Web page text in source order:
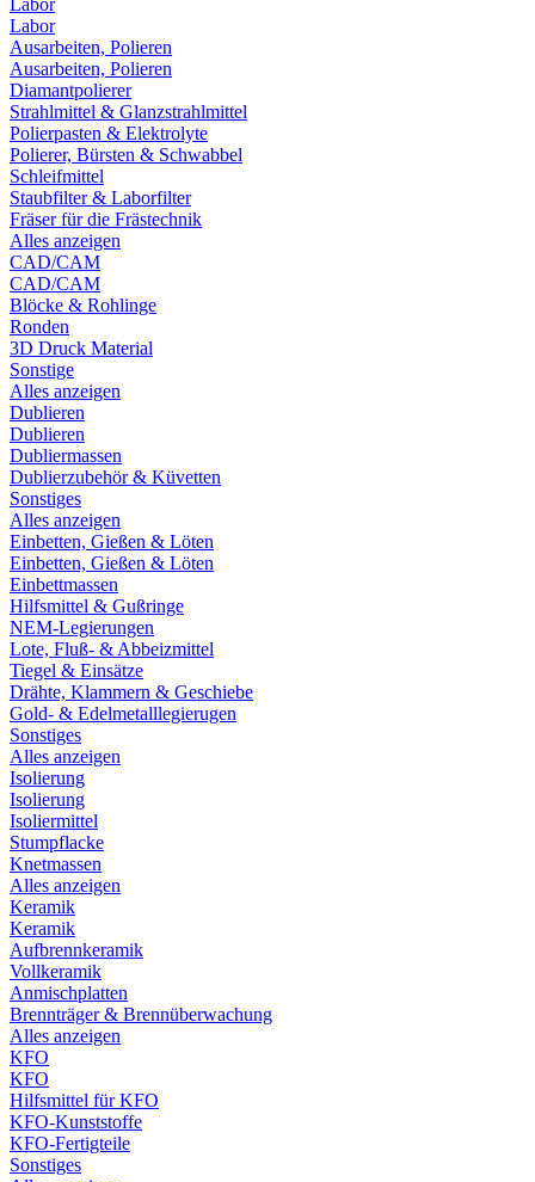
Labor
Labor
Ausarbeiten, Polieren
Ausarbeiten, Polieren
Diamantpolierer
Strahlmittel & Glanzstrahlmittel
Polierpasten & Elektrolyte
Polierer, Bürsten & Schwabbel
Schleifmittel
Staubfilter & Laborfilter
Fräser für die Frästechnik
Alles anzeigen
CAD/CAM
CAD/CAM
Blöcke & Rohlinge
Ronden
3D Druck Material
Sonstige
Alles anzeigen
Dublieren
Dublieren
Dubliermassen
Dublierzubehör & Küvetten
Sonstiges
Alles anzeigen
Einbetten, Gießen & Löten
Einbetten, Gießen & Löten
Einbettmassen
Hilfsmittel & Gußringe
NEM-Legierungen
Lote, Fluß- & Abbeizmittel
Tiegel & Einsätze
Drähte, Klammern & Geschiebe
Gold- & Edelmetalllegierugen
Sonstiges
Alles anzeigen
Isolierung
Isolierung
Isoliermittel
Stumpflacke
Knetmassen
Alles anzeigen
Keramik
Keramik
Aufbrennkeramik
Vollkeramik
Anmischplatten
Brennträger & Brennüberwachung
Alles anzeigen
KFO
KFO
Hilfsmittel für KFO
KFO-Kunststoffe
KFO-Fertigteile
Sonstiges